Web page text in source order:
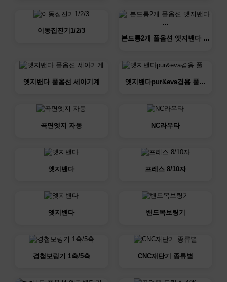
이동집진기1/2/3
본드통2개 풀옵션 엣지밴다 …
엣지밴다 풀옵션 세아기계 엣지밴다pur&eva겸용 풀…
곡면엣지 자동 NC라우타
엣지밴다 프레스 8/10자
엣지밴다 밴드목보링기
경첩보링기 1축/5축 CNC재단기 종류별